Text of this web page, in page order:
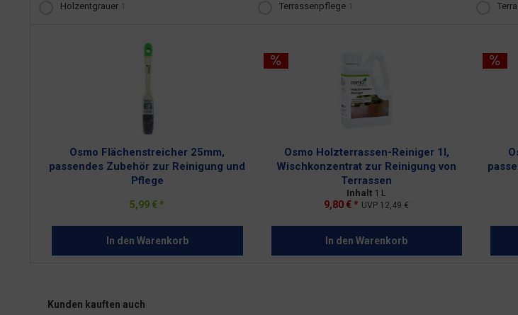
Holzentgrauer 1 Terrassenpflege 1
Osmo Flächenstreicher 25mm,
passendes Zubehör zur Reinigung und
Pflege
5,99 € *
In den Warenkorb
Osmo Holzterrassen-Reiniger 1l,
Wischkonzentrat zur Reinigung von
Terrassen
Inhalt 1 L
9,80 € * UVP 12,49 €
In den Warenkorb
Kunden kauften auch